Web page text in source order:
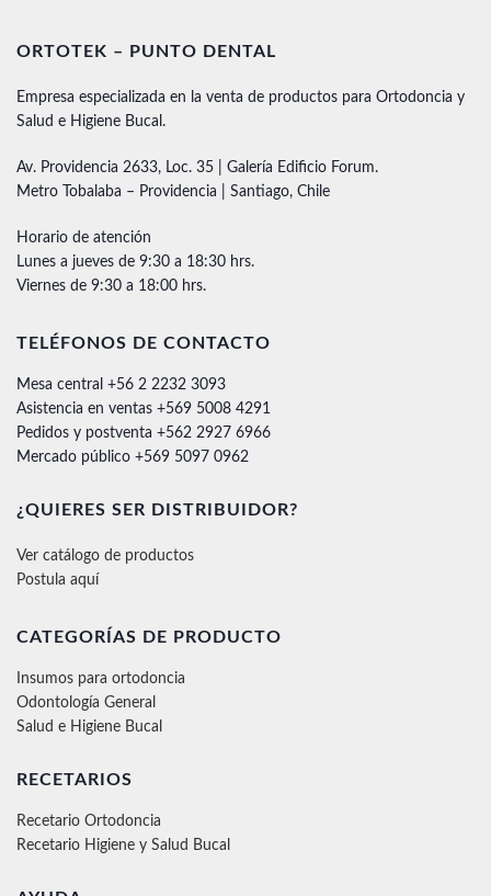
ORTOTEK – PUNTO DENTAL
Empresa especializada en la venta de productos para Ortodoncia y
Salud e Higiene Bucal.
Av. Providencia 2633, Loc. 35 | Galería Edificio Forum.
Metro Tobalaba – Providencia | Santiago, Chile
Horario de atención
Lunes a jueves de 9:30 a 18:30 hrs.
Viernes de 9:30 a 18:00 hrs.
TELÉFONOS DE CONTACTO
Mesa central +56 2 2232 3093
Asistencia en ventas +569 5008 4291
Pedidos y postventa +562 2927 6966
Mercado público +569 5097 0962
¿QUIERES SER DISTRIBUIDOR?
Ver catálogo de productos
Postula aquí
CATEGORÍAS DE PRODUCTO
Insumos para ortodoncia
Odontología General
Salud e Higiene Bucal
RECETARIOS
Recetario Ortodoncia
Recetario Higiene y Salud Bucal